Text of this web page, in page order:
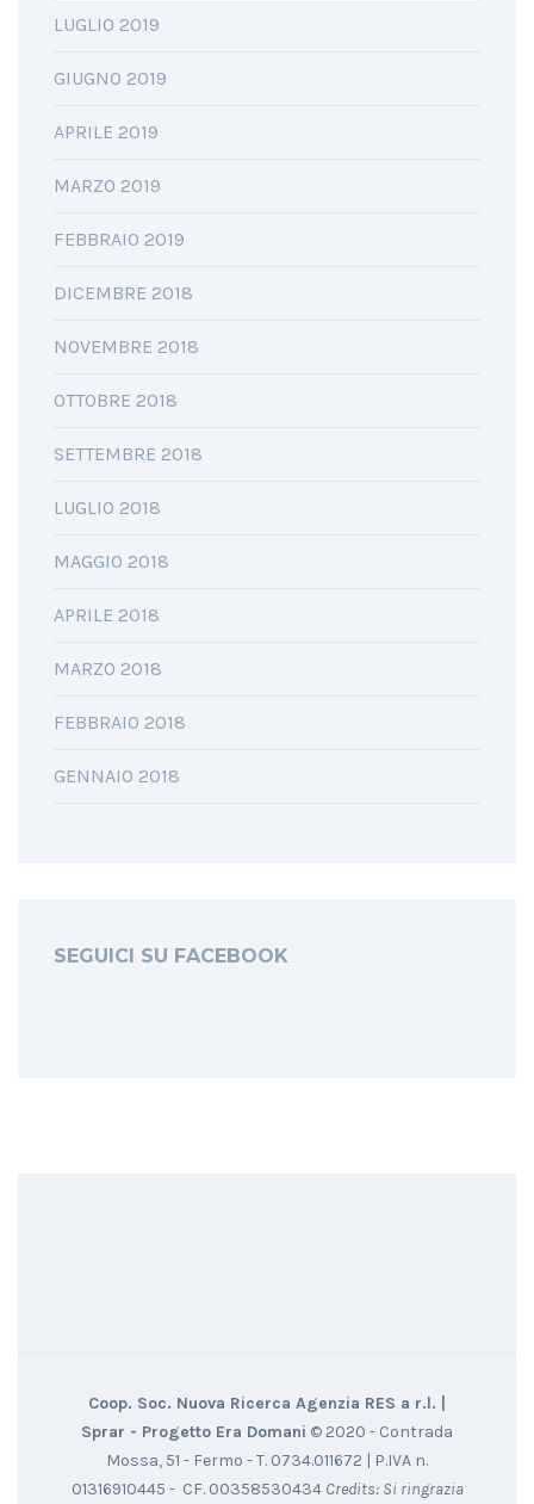
LUGLIO 2019
GIUGNO 2019
APRILE 2019
MARZO 2019
FEBBRAIO 2019
DICEMBRE 2018
NOVEMBRE 2018
OTTOBRE 2018
SETTEMBRE 2018
LUGLIO 2018
MAGGIO 2018
APRILE 2018
MARZO 2018
FEBBRAIO 2018
GENNAIO 2018
SEGUICI SU FACEBOOK
Coop. Soc. Nuova Ricerca Agenzia RES a r.l. |
Sprar - Progetto Era Domani © 2020 - Contrada
Mossa, 51 - Fermo - T. 0734.011672 | P.IVA n.
01316910445 - CF. 00358530434 Credits: Si ringrazia